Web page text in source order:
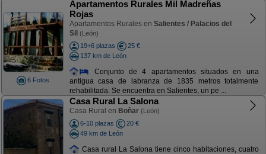
6 Fotos
Apartamentos Rurales Mil Madreñas
Rojas
Apartamentos Rurales en Salientes / Palacios del
Sil (León)
19+6 plazas
25 €
137 km de León
Conjunto de 4 apartamentos situados en una
antigua casa de labranza de 1835 metros totalmente
rehabilitada. Se encuentra en Salientes, un pe ...
Casa Rural La Salona
Casa Rural en Boñar (León)
6-10 plazas
20 €
49 km de León
Casa rural La Salona tiene cinco habitaciones, cuatro